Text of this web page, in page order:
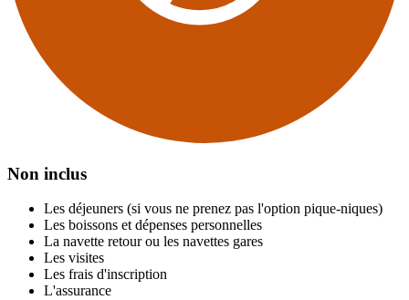
Non inclus
Les déjeuners (si vous ne prenez pas l'option pique-niques)
Les boissons et dépenses personnelles
La navette retour ou les navettes gares
Les visites
Les frais d'inscription
L'assurance